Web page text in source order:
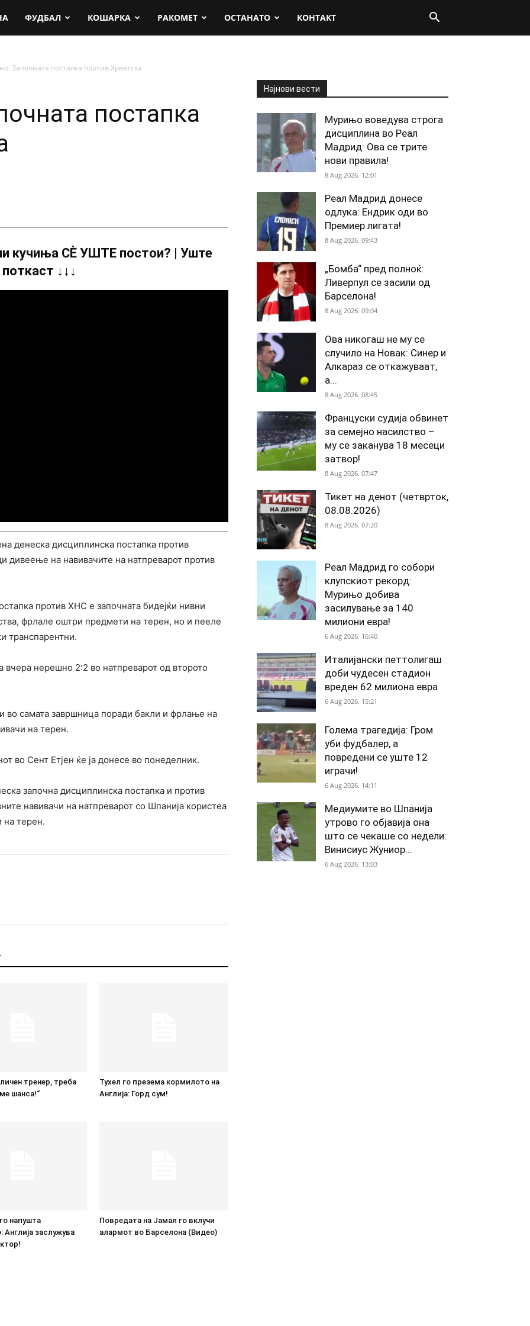
ФУДБАЛ КОШАРКА РАКОМЕТ ОСТАНАТО КОНТАКТ
Започната постапка против Хрватска
постапка
кучиња СÈ УШТЕ постои? | Уште
↓↓↓
денеска дисциплинска постапка против
дивеење на навивачите на натпреварот против
против ХНС е започната бидејќи нивни
фрлале оштри предмети на терен, но и пееле
транспарентни.
нерешно 2:2 во натпреварот од второто
во самата завршница поради бакли и фрлање на
на терен.
во Сент Етјен ќе ја донесе во понеделник.
започна дисциплинска постапка и против
навивачи на натпреварот со Шпанија користеа
на терен.
тренер, треба
шанса!“
Тухел го презема кормилото на
Англија: Горд сум!
напушта
заслужува
Повредата на Јамал го вклучи
алармот во Барселона (Видео)
Најнови вести
Мурињо воведува строга
дисциплина во Реал
Мадрид: Ова се трите
нови правила!
8 Aug 2026. 12:01
Реал Мадрид донесе
одлука: Ендрик оди во
Премиер лигата!
8 Aug 2026. 09:43
„Бомба“ пред полноќ:
Ливерпул се засили од
Барселона!
8 Aug 2026. 09:04
Ова никогаш не му се
случило на Новак: Синер и
Алкараз се откажуваат,
а...
8 Aug 2026. 08:45
Француски судија обвинет
за семејно насилство –
му се заканува 18 месеци
затвор!
8 Aug 2026. 07:47
Тикет на денот (четврток,
08.08.2026)
8 Aug 2026. 07:20
Реал Мадрид го собори
клупскиот рекорд:
Мурињо добива
засилување за 140
милиони евра!
6 Aug 2026. 16:40
Италијански петтолигаш
доби чудесен стадион
вреден 62 милиона евра
6 Aug 2026. 15:21
Голема трагедија: Гром
уби фудбалер, а
повредени се уште 12
играчи!
6 Aug 2026. 14:11
Медиумите во Шпанија
утрово го објавија она
што се чекаше со недели:
Винисиус Жуниор...
6 Aug 2026. 13:03